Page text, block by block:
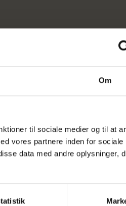
Om
til sociale medier og til at
vores partnere inden for sociale
data med andre oplysninger,